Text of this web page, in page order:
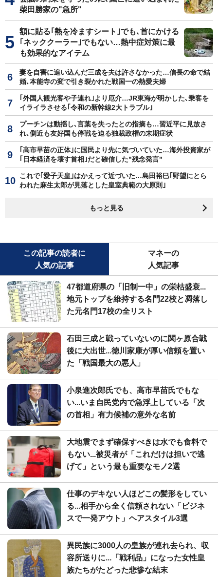
柴田勝家の"急所"
額に貼る｢熱を冷ますシート｣でも､首にかける
｢ネッククーラー｣でもない…熱中症対策に最
も効果的なアイテム
妻を自害に追い込んだ三成を夫は許さなかった…信長の命で結
婚､本能寺の変で引き裂かれた戦国一の熱愛夫婦
｢外国人観光客や子連れ｣より厄介…JR東海が明かした､乗客を
イライラさせる｢令和の新幹線2大トラブル｣
プーチンは動揺し､言葉を失ったとの指摘も…習近平に見放さ
れ､側近も友好国も停戦を迫る独裁政権の末期症状
｢高市早苗の正体｣に国民より先に気づいていた…海外投資家が
｢日本経済を壊す首相｣だと確信した"残念発言"
これで｢愛子天皇｣はかえって近づいた…島田裕巳｢野望にとら
われた麻生太郎が見落とした皇室典範の大原則｣
もっと見る
この記事の読者に
人気の記事
マネーの
人気記事
47都道府県の「旧制一中」の栄枯盛衰...
地元トップを維持する名門22校と凋落し
た元名門17校の全リスト
石田三成と戦っていないのに関ヶ原合戦
後に大出世...徳川家康が厚い信頼を置い
た「戦国最大の悪人」
小泉進次郎氏でも、高市早苗氏でもな
い...いま自民党内で急浮上している「次
の首相」有力候補の意外な名前
大地震でまず確保すべきは水でも食料で
もない...被災者が「これだけは担いで逃
げて」という最も重要なモノ2選
仕事のデキない人ほどこの髪形をしてい
る...相手から全く信頼されない「ビジネ
スで一発アウト」ヘアスタイル3選
異民族に3000人の皇族が連れ去られ、収
容所送りに...「戦利品」になった女性皇
族たちがたどった悲惨な結末